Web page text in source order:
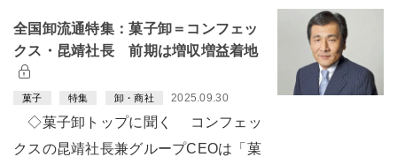
全国卸流通特集：菓子卸＝コンフェッ
クス・昆靖社長 前期は増収増益着地
菓子 特集 卸・商社 2025.09.30
◇菓子卸トップに聞く コンフェッ
クスの昆靖社長兼グループCEOは「菓